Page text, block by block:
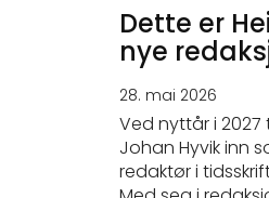
Dette er
nye
28. mai 2026
Ved nyttår i 2027
Johan Hyvik inn
redaktør i